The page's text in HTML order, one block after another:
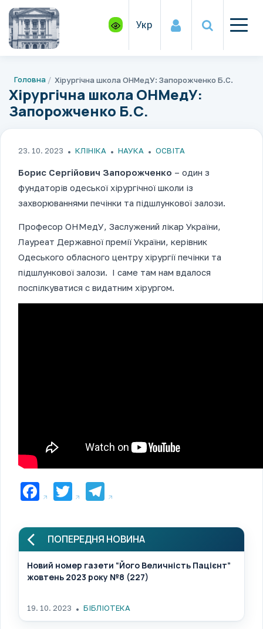
Укр
Головна Хірургічна школа ОНМедУ: Запорожченко Б.С.
Хірургічна школа ОНМедУ:
Запорожченко Б.С.
23. 10. 2023 КЛІНІКА НАУКА ОСВІТА
Борис Сергійович Запорожченко – один з
фундаторів одеської хірургічної школи із
захворюваннями печінки та підшлункової залози.
Професор ОНМедУ, Заслужений лікар України,
Лауреат Державної премії України, керівник
Одеського обласного центру хірургії печінки та
підшлункової залози. І саме там нам вдалося
поспілкуватися с видатним хірургом.
Facebook
TwitterTelegram
ПОПЕРЕДНЯ НОВИНА
Новий номер газети “Його Величність Пацієнт”
жовтень 2023 року №8 (227)
19. 10. 2023 БІБЛІОТЕКА